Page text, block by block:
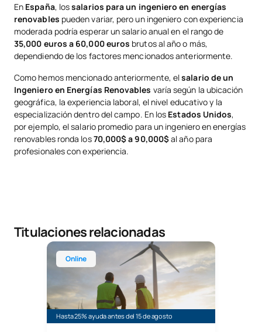
En España, lossalarios para un ingeniero en energías
renovables pueden variar, pero un ingeniero con experiencia
moderada podría esperar un salario anual en el rango de
35,000 euros a 60,000 euros brutos al año o más,
dependiendo de los factores mencionados anteriormente.
Como hemos mencionado anteriormente, elsalario de un
Ingeniero en Energías Renovables varía según la ubicación
geográfica, la experiencia laboral, el nivel educativo y la
especialización dentro del campo. En los Estados Unidos,
por ejemplo, el salario promedio para un ingeniero en energías
renovables ronda los70,000$ a 90,000$al año para
profesionales con experiencia.
Titulaciones relacionadas
Online
Hasta 25% ayuda antes del 15 de agosto
Máster Universitario Online en Energías